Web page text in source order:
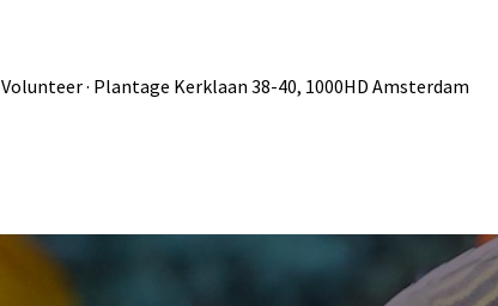
Volunteer · Plantage Kerklaan 38-40, 1000HD Amsterdam